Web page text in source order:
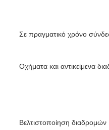
Σε πραγματικό χρόνο
Οχήματα και αντικείμενα
Βελτιστοποίηση διαδρομών